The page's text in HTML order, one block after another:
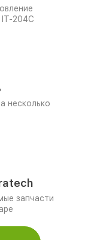
204C
несколько
запчасти